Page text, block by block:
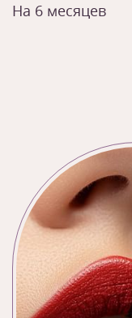
На 6 месяцев